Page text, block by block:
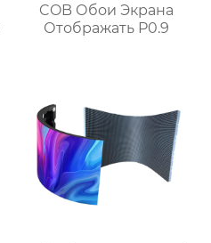
COB Обои Экрана
Отображать P0.9